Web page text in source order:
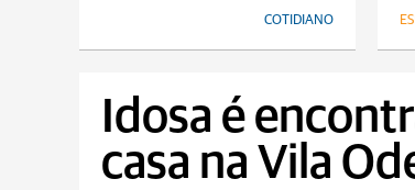
COTIDIANO
Idosa é
casa na Vila